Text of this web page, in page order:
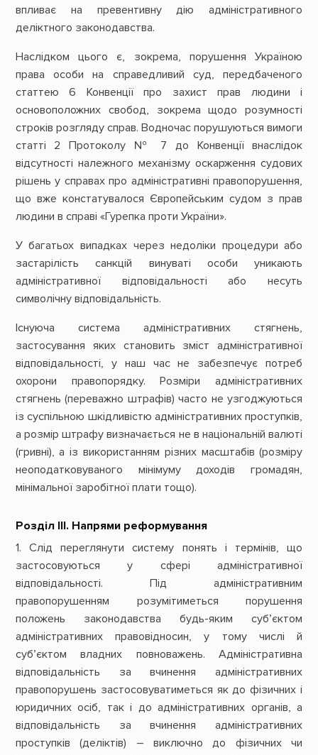
впливає на превентивну дію адміністративного
деліктного законодавства.
Наслідком цього є, зокрема, порушення Україною
права особи на справедливий суд, передбаченого
статтею 6 Конвенції про захист прав людини і
основоположних свобод, зокрема щодо розумності
строків розгляду справ. Водночас порушуються вимоги
статті 2 Протоколу № 7 до Конвенції внаслідок
відсутності належного механізму оскарження судових
рішень у справах про адміністративні правопорушення,
що вже констатувалося Європейським судом з прав
людини в справі «Гурепка проти України».
У багатьох випадках через недоліки процедури або
застарілість санкцій винуваті особи уникають
адміністративної відповідальності або несуть
символічну відповідальність.
Існуюча система адміністративних стягнень,
застосування яких становить зміст адміністративної
відповідальності, у наш час не забезпечує потреб
охорони правопорядку. Розміри адміністративних
стягнень (переважно штрафів) часто не узгоджуються
із суспільною шкідливістю адміністративних проступків,
а розмір штрафу визначається не в національній валюті
(гривні), а із використанням різних масштабів (розміру
неоподатковуваного мінімуму доходів громадян,
мінімальної заробітної плати тощо).
Розділ IІІ. Напрями реформування
1. Слід переглянути систему понять і термінів, що
застосовуються у сфері адміністративної
відповідальності. Під адміністративним
правопорушенням розумітиметься порушення
положень законодавства будь-яким суб’єктом
адміністративних правовідносин, у тому числі й
суб’єктом владних повноважень. Адміністративна
відповідальність за вчинення адміністративних
правопорушень застосовуватиметься як до фізичних і
юридичних осіб, так і до адміністративних органів, а
відповідальність за вчинення адміністративних
проступків (деліктів) – виключно до фізичних чи